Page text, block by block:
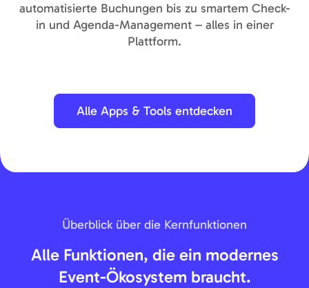
automatisierte Buchungen bis zu smartem Check-
in und Agenda-Management – alles in einer
Plattform.
Alle Apps & Tools entdecken
Überblick über die Kernfunktionen
Alle Funktionen, die ein modernes
Event-Ökosystem braucht.